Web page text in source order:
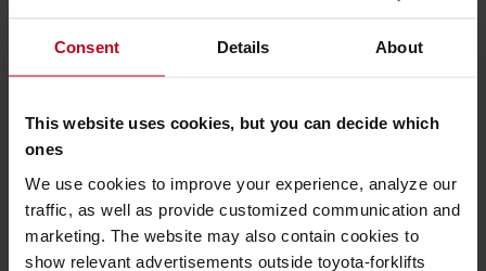
Consent Details About
This website uses cookies, but you can decide which
ones
We use cookies to improve your experience, analyze our
traffic, as well as provide customized communication and
marketing. The website may also contain cookies to
show relevant advertisements outside toyota-forklifts
Anbaugerät
Lastschutzgitter OHNE LSG
Batteriewechsel ROLLENBETT
Ladegerät 48V/100A
MEHR AUSWAHL
WANN MAN KAUFEN SOLLTE
Klassifizierung: PREMIUM (12
M Garantie)